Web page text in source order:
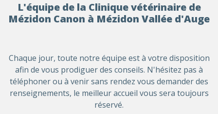
L'équipe de la Clinique vétérinaire de
Mézidon Canon à Mézidon Vallée d'Auge
Chaque jour, toute notre équipe est à votre disposition
afin de vous prodiguer des conseils. N'hésitez pas à
téléphoner ou à venir sans rendez vous demander des
renseignements, le meilleur accueil vous sera toujours
réservé.